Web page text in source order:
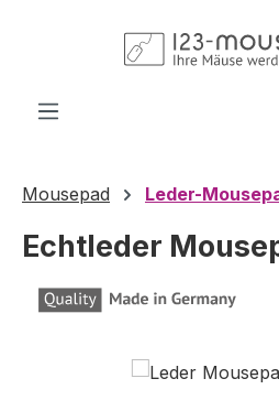
Mousepad Leder-
Echtleder
Bildergalerie überspringen